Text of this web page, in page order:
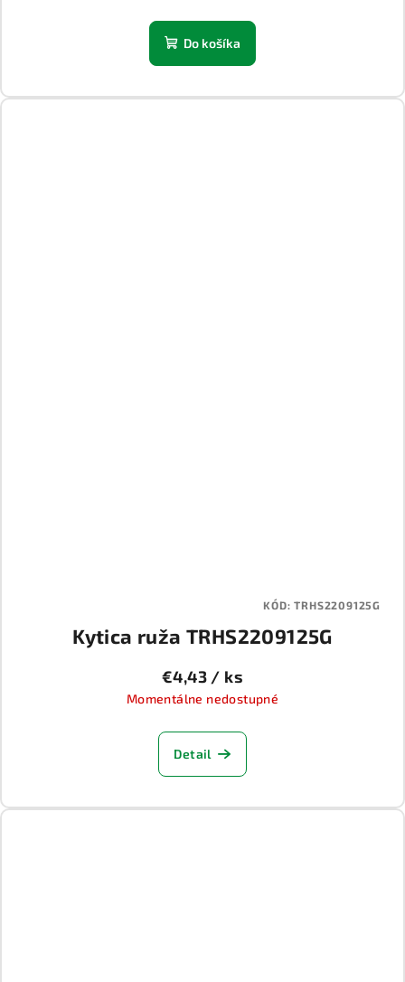
Do košíka
Kytica ruža TRHS2209125G
€4,43 / ks
Momentálne nedostupné
Detail
KÓD:TRHS2209125G